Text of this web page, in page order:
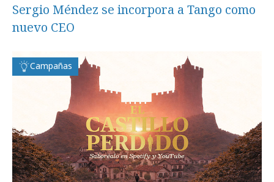
Sergio Méndez se incorpora a Tango como
nuevo CEO
Campañas